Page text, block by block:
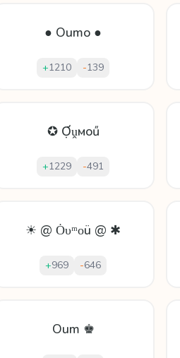
● Oumo ●
+1210 -139
✪ Ợṷмoű
+1229 -491
☀ @ Ȯυᵐᴏü @ ✱
+969 -646
Oum ♚